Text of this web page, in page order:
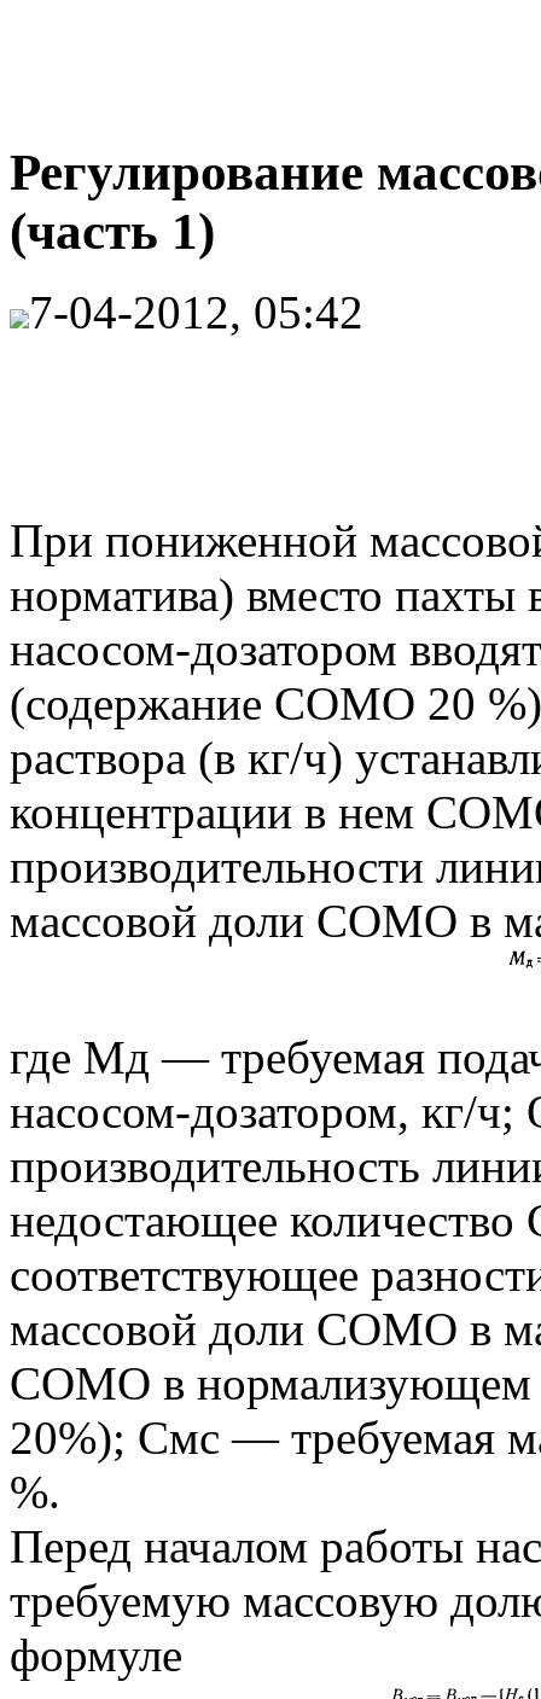
Регулирование
(часть 1)
7-04-2012, 05:42
При пониженной
норматива) вместо пахты
насосом-дозатором
(содержание COMO 20
раствора (в кг/ч)
концентрации в нем
производительности
массовой доли COMO в
где Мд — требуемая
насосом-дозатором, кг/
производительность
недостающее
соответствующее
массовой доли COMO в
COMO в нормализующем
20%); Cмс — требуемая
%.
Перед началом работы
требуемую массовую
формуле